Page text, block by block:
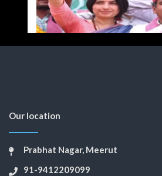
Our location
Prabhat Nagar, Meerut
91-9412209099